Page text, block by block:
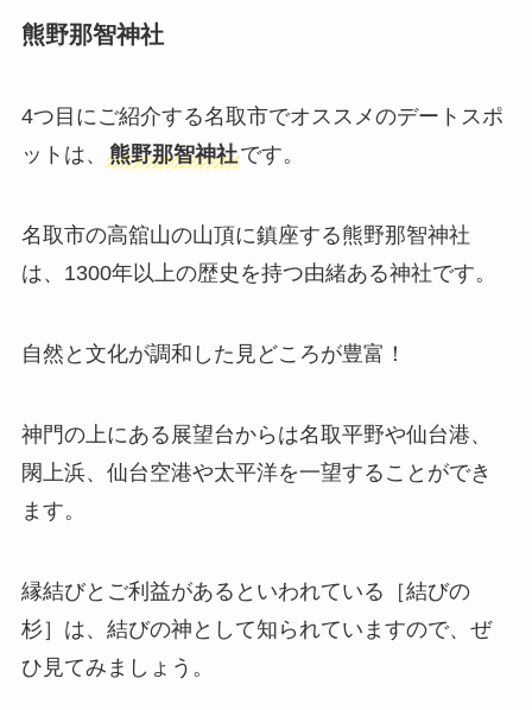
熊野那智神社
4つ目にご紹介する名取市でオススメのデートスポ
ットは、 熊野那智神社です。
名取市の高舘山の山頂に鎮座する熊野那智神社
は、1300年以上の歴史を持つ由緒ある神社です。
自然と文化が調和した見どころが豊富！
神門の上にある展望台からは名取平野や仙台港、
閖上浜、仙台空港や太平洋を一望することができ
ます。
縁結びとご利益があるといわれている［結びの
杉］は、結びの神として知られていますので、ぜ
ひ見てみましょう。